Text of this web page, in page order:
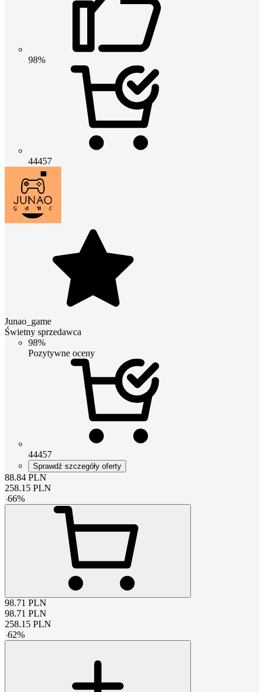
98%
44457
Junao_game
Świetny sprzedawca
98%
Pozytywne oceny
44457
Sprawdź szczegóły oferty
88.84 PLN
258.15 PLN
-66%
98.71 PLN
98.71 PLN
258.15 PLN
-62%